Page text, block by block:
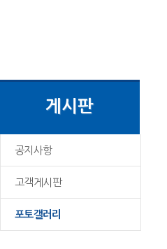
게시판
공지사항
고객게시판
포토갤러리